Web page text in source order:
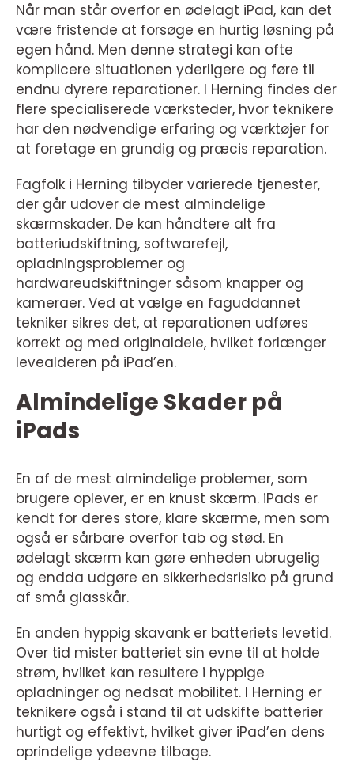
Når man står overfor en ødelagt iPad, kan det
være fristende at forsøge en hurtig løsning på
egen hånd. Men denne strategi kan ofte
komplicere situationen yderligere og føre til
endnu dyrere reparationer. I Herning findes der
flere specialiserede værksteder, hvor teknikere
har den nødvendige erfaring og værktøjer for
at foretage en grundig og præcis reparation.
Fagfolk i Herning tilbyder varierede tjenester,
der går udover de mest almindelige
skærmskader. De kan håndtere alt fra
batteriudskiftning, softwarefejl,
opladningsproblemer og
hardwareudskiftninger såsom knapper og
kameraer. Ved at vælge en faguddannet
tekniker sikres det, at reparationen udføres
korrekt og med originaldele, hvilket forlænger
levealderen på iPad’en.
Almindelige Skader på
iPads
En af de mest almindelige problemer, som
brugere oplever, er en knust skærm. iPads er
kendt for deres store, klare skærme, men som
også er sårbare overfor tab og stød. En
ødelagt skærm kan gøre enheden ubrugelig
og endda udgøre en sikkerhedsrisiko på grund
af små glasskår.
En anden hyppig skavank er batteriets levetid.
Over tid mister batteriet sin evne til at holde
strøm, hvilket kan resultere i hyppige
opladninger og nedsat mobilitet. I Herning er
teknikere også i stand til at udskifte batterier
hurtigt og effektivt, hvilket giver iPad’en dens
oprindelige ydeevne tilbage.